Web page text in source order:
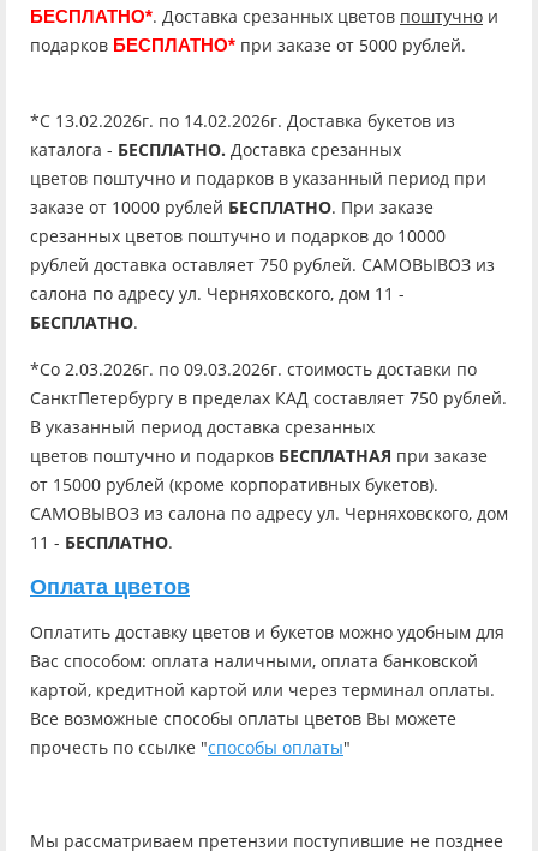
БЕСПЛАТНО*. Доставка срезанных цветов поштучно и
подарков БЕСПЛАТНО* при заказе от 5000 рублей.
*C 13.02.2026г. по 14.02.2026г. Доставка букетов из
каталога - БЕСПЛАТНО. Доставка срезанных
цветов поштучно и подарков в указанный период при
заказе от 10000 рублей БЕСПЛАТНО. При заказе
срезанных цветов поштучно и подарков до 10000
рублей доставка оставляет 750 рублей. САМОВЫВОЗ из
салона по адресу ул. Черняховского, дом 11 -
БЕСПЛАТНО.
*Со 2.03.2026г. по 09.03.2026г. стоимость доставки по
СанктПетербургу в пределах КАД составляет 750 рублей.
В указанный период доставка срезанных
цветов поштучно и подарков БЕСПЛАТНАЯ при заказе
от 15000 рублей (кроме корпоративных букетов).
САМОВЫВОЗ из салона по адресу ул. Черняховского, дом
11 - БЕСПЛАТНО.
Оплата цветов
Оплатить доставку цветов и букетов можно удобным для
Вас способом: оплата наличными, оплата банковской
картой, кредитной картой или через терминал оплаты.
Все возможные способы оплаты цветов Вы можете
прочесть по ссылке "способы оплаты"
Мы рассматриваем претензии поступившие не позднее